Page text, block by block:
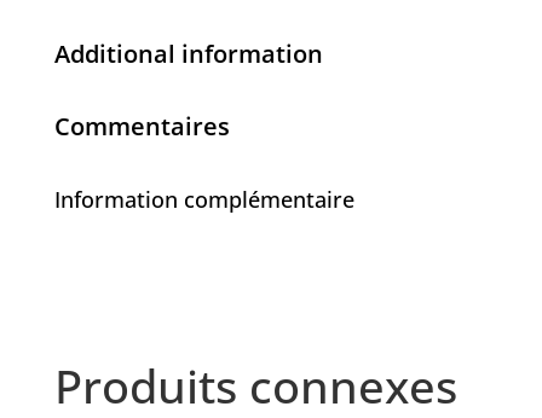
Additional information
Commentaires
Information complémentaire
Produits connexes